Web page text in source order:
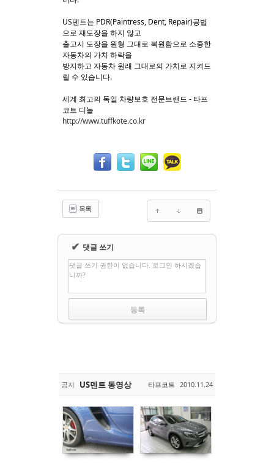
US덴트는 PDR(Paintress, Dent, Repair)공법
으로 재도장을 하지 않고
출고시 도장을 원형 그대로 복원함으로 소중한
자동차의 가치 하락을
방지하고 자동차 원래 그대로의 가치로 지켜드
릴 수 있습니다.
세계 최고의 독일 차량보호 전문브랜드 - 타프
코트 디놀
http://www.tuffkote.co.kr
목록
✔ 댓글 쓰기
댓글 쓰기 권한이 없습니다. 로그인 하시겠습
니까?
공지 US덴트 동영상 타프코트 2010.11.24